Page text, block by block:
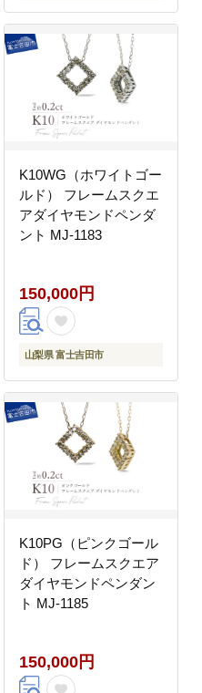
K10WG（ホワイトゴー
ルド） フレームスクエ
アダイヤモンドペンダ
ント MJ-1183
150,000円
山梨県 富士吉田市
K10PG（ピンクゴール
ド） フレームスクエア
ダイヤモンドペンダン
ト MJ-1185
150,000円